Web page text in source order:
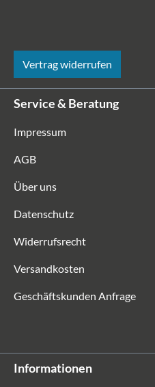
Vertrag widerrufen
Service & Beratung
Impressum
AGB
Über uns
Datenschutz
Widerrufsrecht
Versandkosten
Geschäftskunden Anfrage
Informationen